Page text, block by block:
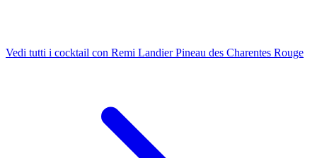
Vedi tutti i cocktail con Remi Landier Pineau des Charentes Rouge